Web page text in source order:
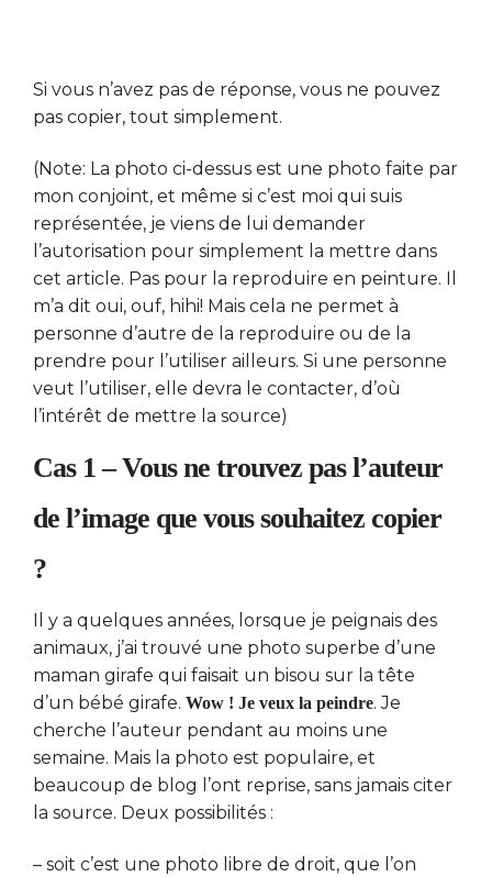
Si vous n’avez pas de réponse, vous ne pouvez
pas copier, tout simplement.
(Note: La photo ci-dessus est une photo faite par
mon conjoint, et même si c’est moi qui suis
représentée, je viens de lui demander
l’autorisation pour simplement la mettre dans
cet article. Pas pour la reproduire en peinture. Il
m’a dit oui, ouf, hihi! Mais cela ne permet à
personne d’autre de la reproduire ou de la
prendre pour l’utiliser ailleurs. Si une personne
veut l’utiliser, elle devra le contacter, d’où
l’intérêt de mettre la source)
Cas 1 – Vous ne trouvez pas l’auteur
de l’image que vous souhaitez copier
?
Il y a quelques années, lorsque je peignais des
animaux, j’ai trouvé une photo superbe d’une
maman girafe qui faisait un bisou sur la tête
d’un bébé girafe. Wow ! Je veux la peindre. Je
cherche l’auteur pendant au moins une
semaine. Mais la photo est populaire, et
beaucoup de blog l’ont reprise, sans jamais citer
la source. Deux possibilités :
– soit c’est une photo libre de droit, que l’on